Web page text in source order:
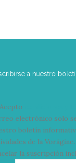
a nuestro
Acepto
electrónico solo
boletín
de la
la suscripción